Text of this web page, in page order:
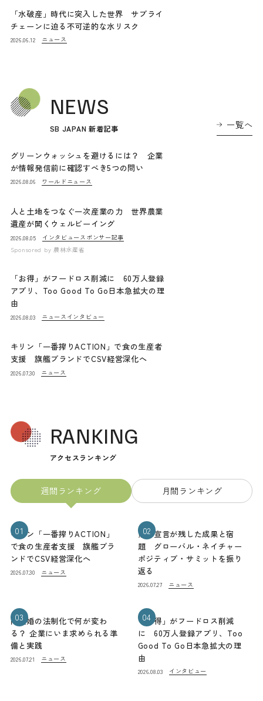
「水破産」時代に突入した世界 サプライ
チェーンに迫る不可逆的な水リスク
2026.06.12 ニュース
NEWS
SB JAPAN 新着記事 一覧へ
グリーンウォッシュを避けるには？ 企業
が情報発信前に確認すべき5つの問い
2026.08.06 ワールドニュース
人と土地をつなぐ一次産業の力 世界農業
遺産が開くウェルビーイング
2026.08.05 インタビュー スポンサー記事
Sponsored by 農林水産省
「お得」がフードロス削減に 60万人登録
アプリ、Too Good To Go日本急拡大の理
由
2026.08.03 ニュース インタビュー
キリン「一番搾りACTION」で食の生産者
支援 旗艦ブランドでCSV経営深化へ
2026.07.30 ニュース
RANKING
アクセスランキング
週間ランキング 月間ランキング
01
キリン「一番搾りACTION」
で食の生産者支援 旗艦ブラ
ンドでCSV経営深化へ
2026.07.30 ニュース
02
熊本宣言が残した成果と宿
題 グローバル・ネイチャー
ポジティブ・サミットを振り
返る
2026.07.27 ニュース
03
同性婚の法制化で何が変わ
る？ 企業にいま求められる準
備と実践
2026.07.21 ニュース
04
「お得」がフードロス削減
に 60万人登録アプリ、Too
Good To Go日本急拡大の理
由
2026.08.03 インタビュー